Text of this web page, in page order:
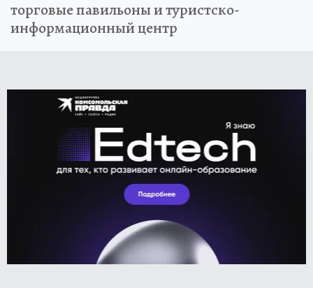
торговые павильоны и туристско-
информационный центр